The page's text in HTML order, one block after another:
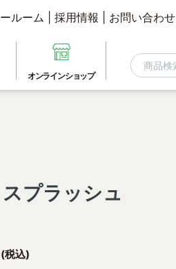
ルーム 採用情報 お問い合わせ
オンラインショップ
プラッシュ
(税込)